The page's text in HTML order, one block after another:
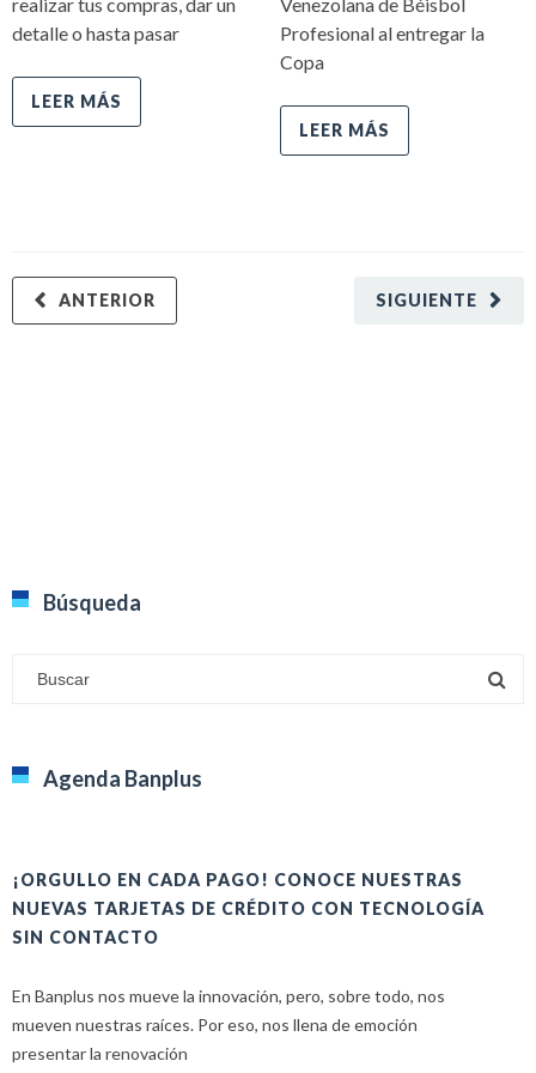
detalle o hasta pasar
LEER MÁS
Profesional al entregar la
Copa
LEER MÁS
SIGUIENTE
ANTERIOR
Búsqueda
Agenda Banplus
¡ORGULLO EN CADA PAGO! CONOCE NUESTRAS
NUEVAS TARJETAS DE CRÉDITO CON TECNOLOGÍA
SIN CONTACTO
En Banplus nos mueve la innovación, pero, sobre todo, nos
mueven nuestras raíces. Por eso, nos llena de emoción
presentar la renovación